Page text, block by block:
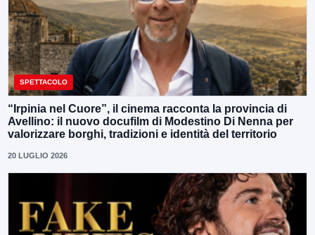
SPETTACOLO
“Irpinia nel Cuore”, il cinema racconta la provincia di
Avellino: il nuovo docufilm di Modestino Di Nenna per
valorizzare borghi, tradizioni e identità del territorio
20 LUGLIO 2026